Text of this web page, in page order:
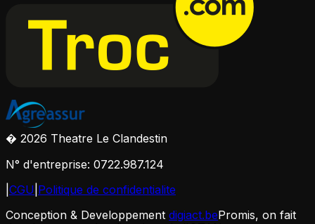
� 2026 Theatre Le Clandestin
N° d'entreprise: 0722.987.124
CGU Politique de confidentialite
Conception & Developpement digiact.bePromis, on fait